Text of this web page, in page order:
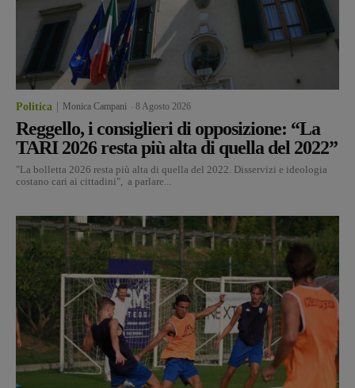
Politica Monica Campani 8 Agosto 2026
Reggello, i consiglieri di opposizione: “La
TARI 2026 resta più alta di quella del 2022”
"La bolletta 2026 resta più alta di quella del 2022. Disservizi e ideologia
costano cari ai cittadini", a parlare...